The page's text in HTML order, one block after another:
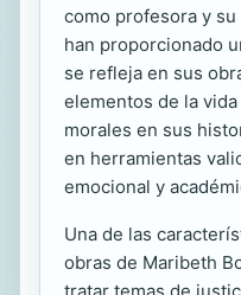
como profesora y
han proporcionado
se refleja en sus
elementos de la
morales en sus
en herramientas
emocional y
Una de las
obras de Maribeth